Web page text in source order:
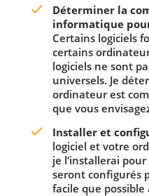
Déterminer la
informatique
Certains logiciels
certains
logiciels ne sont
universels. Je
ordinateur est
que vous
Installer et
logiciel et votre
je l’installerai
seront configurés
facile que possible